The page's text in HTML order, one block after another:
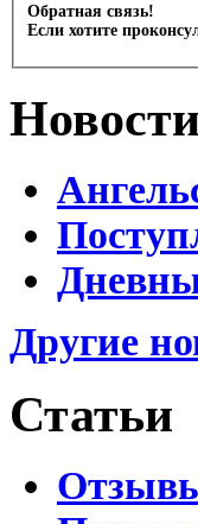
Обратная связь!
Если хотите
Другие
Статьи